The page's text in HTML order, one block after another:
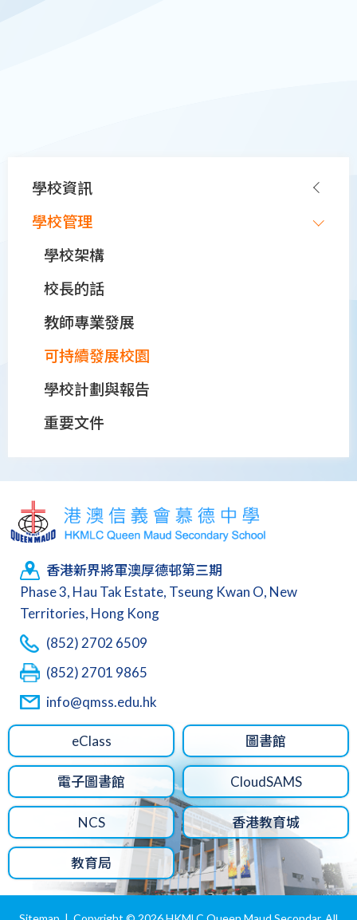
Main
navigation
學校資訊
學校管理
學校架構
校長的話
教師專業發展
可持續發展校園
學校計劃與報告
重要文件
香港新界將軍澳厚德邨第三期
Phase 3, Hau Tak Estate, Tseung Kwan O, New
Territories, Hong Kong
(852) 2702 6509
(852) 2701 9865
info@qmss.edu.hk
eClass 圖書館
電子圖書館 CloudSAMS
NCS 香港教育城
教育局